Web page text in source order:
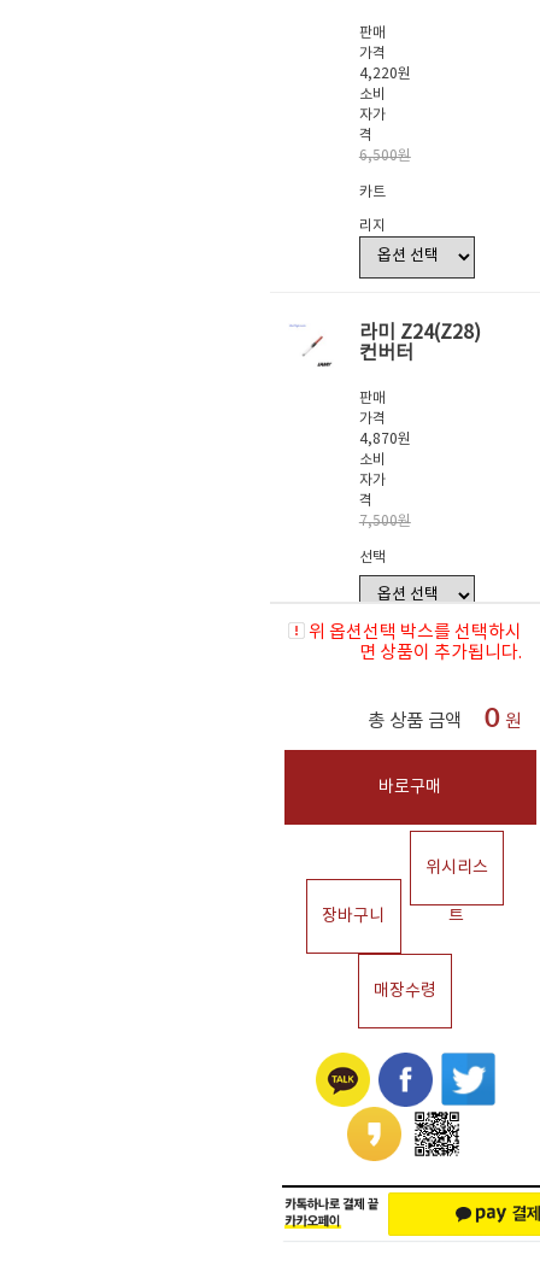
판매
가격
4,220원
소비
자가
격
6,500원
카트
리지
라미 Z24(Z28)
컨버터
판매
가격
4,870원
소비
자가
격
7,500원
선택
위 옵션선택 박스를 선택하시
면 상품이 추가됩니다.
총 상품 금액 0 원
바로구매
장바구니
위시리스
트
매장수령